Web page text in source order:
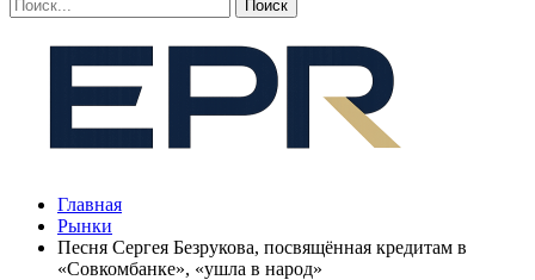
Главная
Рынки
Песня Сергея Безрукова, посвящённая кредитам в
«Совкомбанке», «ушла в народ»